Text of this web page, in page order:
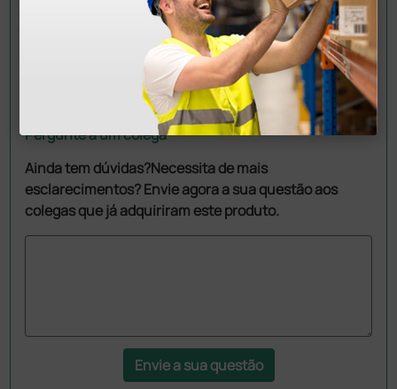
Pergunte a um colega
Ainda tem dúvidas?Necessita de mais
esclarecimentos? Envie agora a sua questão aos
colegas que já adquiriram este produto.
Envie a sua questão